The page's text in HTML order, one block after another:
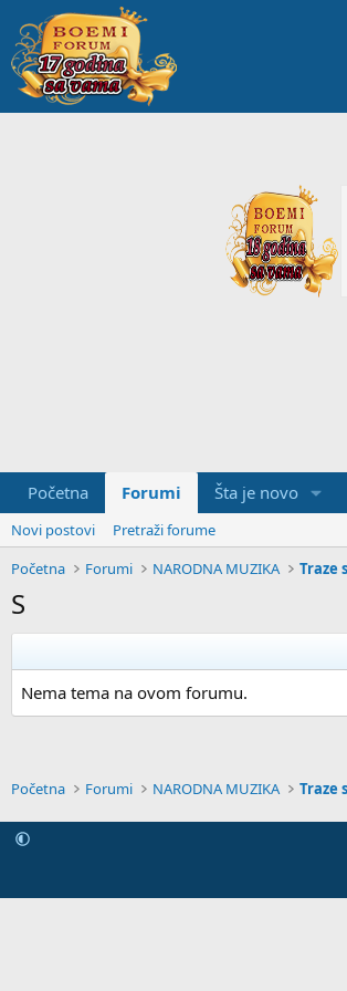
Početna Forumi Šta je novo
Novi postovi
Pretraži forume
Početna
Forumi NARODNA MUZIKA Traze
S
Nema tema na ovom forumu.
Početna Forumi NARODNA MUZIKA Traze